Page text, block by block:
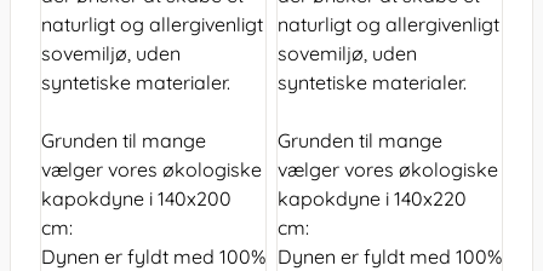
naturligt og allergivenligt
sovemiljø, uden
syntetiske materialer.
Grunden til mange
vælger vores økologiske
kapokdyne i 140x200
cm:
Dynen er fyldt med 100%
naturligt og allergivenligt
sovemiljø, uden
syntetiske materialer.
Grunden til mange
vælger vores økologiske
kapokdyne i 140x220
cm:
Dynen er fyldt med 100%